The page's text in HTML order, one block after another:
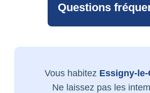
Questions
Vous habitez Essigny-le-
Ne laissez pas les